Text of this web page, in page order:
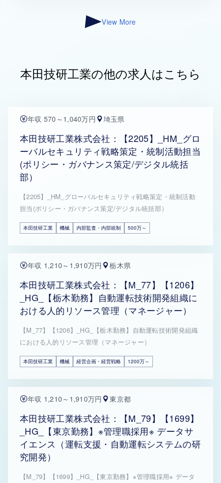
View More
本田技研工業の他の求人はこちら
年収 570～1,040万円 埼玉県
本田技研工業株式会社：【2205】_HM_グロ
ーバルセキュリティ戦略策定・統制活動担当
(ポリシー・ガバナンス策定/デジタル統括
部）
【2205】_HM_グローバルセキュリティ戦略策定・統制活動
担当(ポリシー・ガバナンス策定/デジタル統括部）
本田技研工業 機械 内部監査・内部統制 500万～
年収 1,210～1,910万円 栃木県
本田技研工業株式会社：【M_77】【1206】
_HG_【栃木勤務】自動運転技術開発組織に
おける人的リソース管理（マネージャー）
【M_77】【1206】_HG_【栃木勤務】自動運転技術開発組織
における人的リソース管理（マネージャー）
本田技研工業 機械 経営企画・経営戦略 1200万～
年収 1,210～1,910万円 東京都
本田技研工業株式会社：【M_79】【1699】
_HG_【東京勤務】※管理職採用※ データサ
イエンス（運転支援・自動運転システムの研
究開発）
【M_79】【1699】_HG_【東京勤務】※管理職採用※ データ